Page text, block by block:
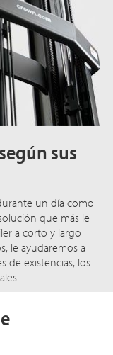
sus
un día como
que más le
a corto y largo
le ayudaremos a
de existencias, los